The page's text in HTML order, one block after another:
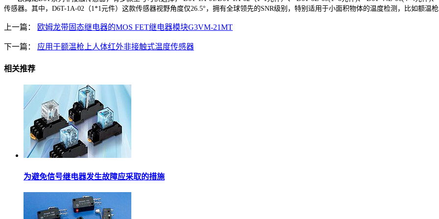
传感器。其中，D6T-1A-02（1*1元件）这款传感器视野角度仅26.5° ，拥有全球领先的SNR级别，特别适用于小面积物体的温度检测，比如额温
上一篇： 欧姆龙带固态继电器的MOS FET继电器模块G3VM-21MT
下一篇： 应用于额温枪上人体红外非接触式温度传感器
相关推荐
为避免信号继电器发生故障应采取的措施